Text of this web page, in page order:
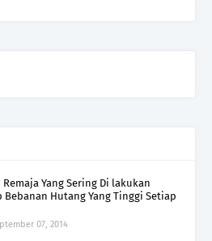
Yang Sering Di lakukan
Bebanan Hutang Yang Tinggi Setiap
07, 2014